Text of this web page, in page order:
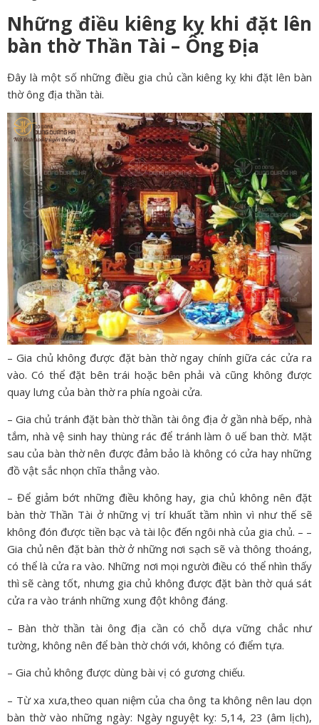
Những điều kiêng kỵ khi đặt lên
bàn thờ Thần Tài – Ông Địa
Đây là một số những điều gia chủ cần kiêng kỵ khi đặt lên bàn
thờ ông địa thần tài.
– Gia chủ không được đặt bàn thờ ngay chính giữa các cửa ra
vào. Có thể đặt bên trái hoặc bên phải và cũng không được
quay lưng của bàn thờ ra phía ngoài cửa.
– Gia chủ tránh đặt bàn thờ thần tài ông địa ở gần nhà bếp, nhà
tắm, nhà vệ sinh hay thùng rác để tránh làm ô uế ban thờ. Mặt
sau của bàn thờ nên được đảm bảo là không có cửa hay những
đồ vật sắc nhọn chĩa thẳng vào.
– Để giảm bớt những điều không hay, gia chủ không nên đặt
bàn thờ Thần Tài ở những vị trí khuất tầm nhìn vì như thế sẽ
không đón được tiền bạc và tài lộc đến ngôi nhà của gia chủ. – –
Gia chủ nên đặt bàn thờ ở những nơi sạch sẽ và thông thoáng,
có thể là cửa ra vào. Những nơi mọi người điều có thể nhìn thấy
thì sẽ càng tốt, nhưng gia chủ không được đặt bàn thờ quá sát
cửa ra vào tránh những xung đột không đáng.
– Bàn thờ thần tài ông địa cần có chỗ dựa vững chắc như
tường, không nên để bàn thờ chới với, không có điểm tựa.
– Gia chủ không được dùng bài vị có gương chiếu.
– Từ xa xưa,theo quan niệm của cha ông ta không nên lau dọn
bàn thờ vào những ngày: Ngày nguyệt kỵ: 5,14, 23 (âm lịch),